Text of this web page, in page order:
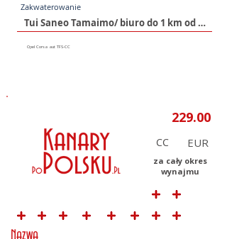
Zakwaterowanie
CC
za cały okres
wynajmu
Nazwa